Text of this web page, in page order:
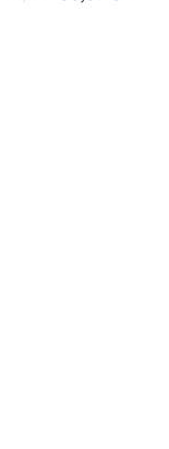
uz jednostavno